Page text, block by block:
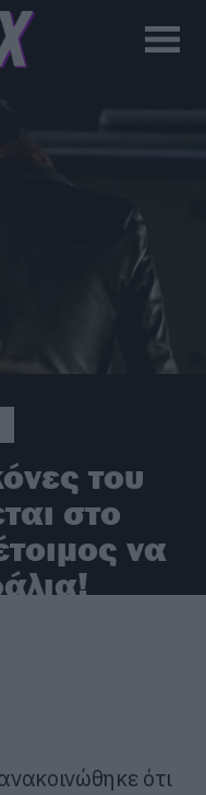
του
στο
να
ότι